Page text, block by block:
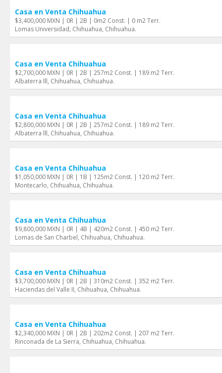
Casa en Venta Chihuahua
$3,400,000 MXN | 0R | 2B | 0m2 Const. | 0 m2 Terr.
Lomas Universidad, Chihuahua, Chihuahua.
Casa en Venta Chihuahua
$2,700,000 MXN | 0R | 2B | 257m2 Const. | 189 m2 Terr.
Albaterra lll, Chihuahua, Chihuahua.
Casa en Venta Chihuahua
$2,800,000 MXN | 0R | 2B | 257m2 Const. | 189 m2 Terr.
Albaterra lll, Chihuahua, Chihuahua.
Casa en Venta Chihuahua
$1,050,000 MXN | 0R | 1B | 125m2 Const. | 120 m2 Terr.
Montecarlo, Chihuahua, Chihuahua.
Casa en Venta Chihuahua
$9,800,000 MXN | 0R | 4B | 420m2 Const. | 450 m2 Terr.
Lomas de San Charbel, Chihuahua, Chihuahua.
Casa en Venta Chihuahua
$3,700,000 MXN | 0R | 2B | 310m2 Const. | 352 m2 Terr.
Haciendas del Valle II, Chihuahua, Chihuahua.
Casa en Venta Chihuahua
$2,340,000 MXN | 0R | 2B | 202m2 Const. | 207 m2 Terr.
Rinconada de La Sierra, Chihuahua, Chihuahua.